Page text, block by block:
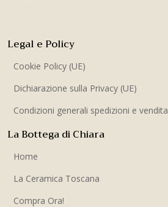
La Bottega di Chiara
Home
La Ceramica Toscana
Compra Ora!
Legal e Policy
Cookie Policy (UE)
Dichiarazione sulla Privacy (UE)
Condizioni generali spedizioni e vendita